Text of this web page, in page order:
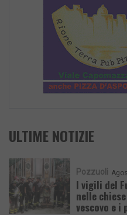
ULTIME NOTIZIE
Pozzuoli
I vigili del
nelle
vescovo e i